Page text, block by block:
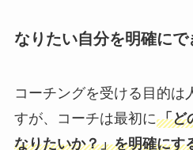
なりたい自分を明確にで
コーチングを受ける目的は
すが、コーチは最初に「ど
なりたいか？」を明確にす